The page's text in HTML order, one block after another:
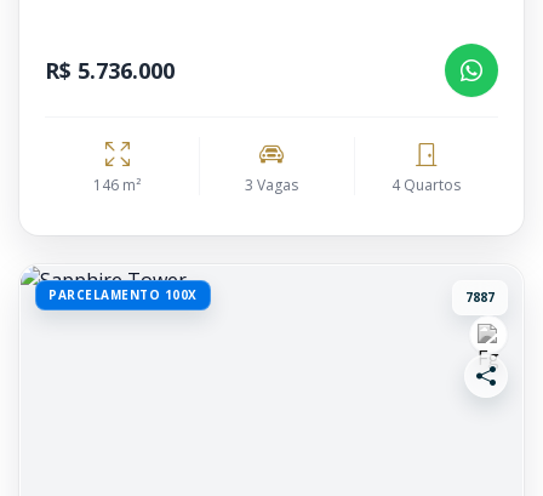
R$ 5.736.000
146 m² 3 Vagas 4 Quartos
PARCELAMENTO 100X 7887